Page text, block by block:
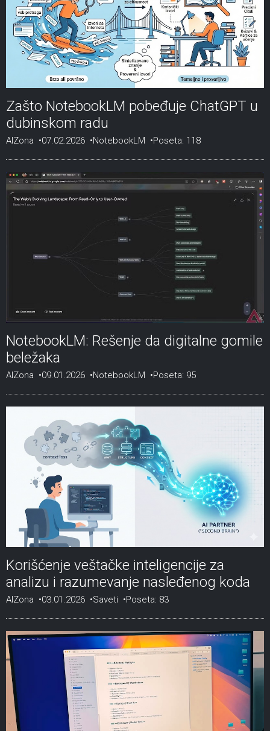
Zašto NotebookLM pobeđuje ChatGPT u
dubinskom radu
AIZona 07.02.2026 NotebookLM Poseta: 118
NotebookLM: Rešenje da digitalne gomile
beležaka
AIZona 09.01.2026 NotebookLM Poseta: 95
Korišćenje veštačke inteligencije za
analizu i razumevanje nasleđenog koda
AIZona 03.01.2026 Saveti Poseta: 83